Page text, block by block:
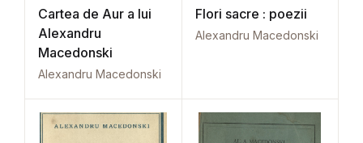
Cartea de Aur a lui
Alexandru
Macedonski
Alexandru Macedonski
Flori sacre : poezii
Alexandru Macedonski